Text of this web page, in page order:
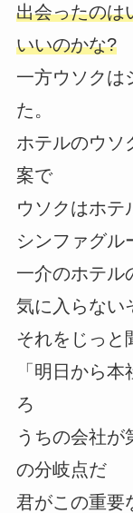
出会ったのは
いいのかな?
一方ウソクは
た。
ホテルのウソ
案で
ウソクはホテ
シンファグル
一介のホテル
気に入らない
それをじっと
「明日から
ろ
うちの会社が
の分岐点だ
君がこの重要